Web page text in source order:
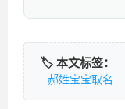
🏷️ 本文标签：
郝姓宝宝取名